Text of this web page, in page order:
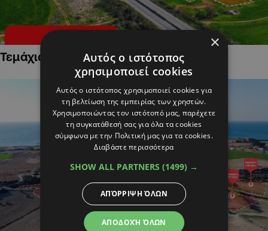
Τεμάχια Γης σε Οικιστικές Περιοχές
×
Αυτός ο ιστότοπος
χρησιμοποιεί cookies
Αυτός ο ιστότοπος χρησιμοποιεί cookies για
τη βελτίωση της εμπειρίας των χρηστών.
Χρησιμοποιώντας τον ιστότοπό μας, παρέχετε
τη συγκατάθεσή σας για όλα τα cookies
σύμφωνα με την Πολιτική μας για τα cookies.
Διαβάστε περισσότερα
SHOW ALL PARTNERS (1499) →
ΑΠΟΔΟΧΉ ΌΛΩΝ
ΑΠΌΡΡΙΨΗ ΌΛΩΝ